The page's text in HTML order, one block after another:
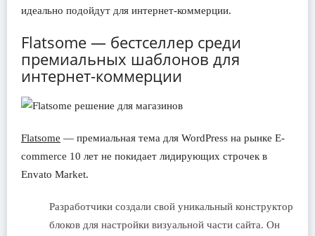
идеально подойдут для интернет-коммерции.
Flatsome — бестселлер среди
премиальных шаблонов для
интернет-коммерции
Flatsome — премиальная тема для WordPress на рынке E-
commerce 10 лет не покидает лидирующих строчек в
Envato Market.
Разработчики создали свой уникальный конструктор
блоков для настройки визуальной части сайта. Он